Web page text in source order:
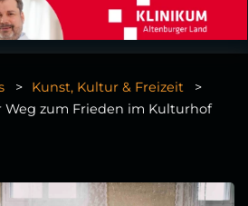
Kunst, Kultur & Freizeit
Weg zum Frieden im Kulturhof